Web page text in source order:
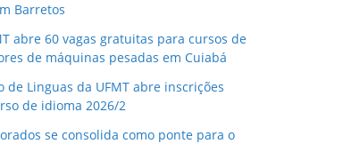
Barretos
abre 60 vagas gratuitas para cursos de
de máquinas pesadas em Cuiabá
de Linguas da UFMT abre inscrições
de idioma 2026/2
se consolida como ponte para o